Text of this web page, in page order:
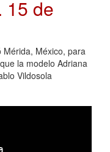
15 de
México, para
la modelo Adriana
Vildosola